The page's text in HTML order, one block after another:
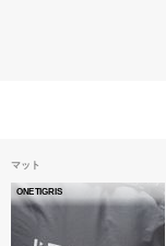
マット
ONETIGRIS